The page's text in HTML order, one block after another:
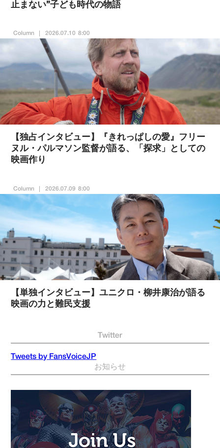
止まない”子ども時代の物語
Column 2026.07.10 8:00
【独占インタビュー】『きれっぱしの愛』フリー
ヌル・パルマソン監督が語る、「探求」としての
映画作り
Column 2026.07.09 8:00
【単独インタビュー】ユニクロ・柳井康治が語る
映画の力と難民支援
Twitter
Tweets by FansVoiceJP
お知らせ